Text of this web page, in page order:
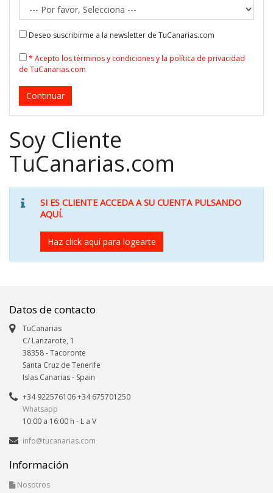
Deseo suscribirme a la newsletter de TuCanarias.com
* Acepto los términos y condiciones y la política de privacidad
de TuCanarias.com
Soy Cliente
TuCanarias.com
SI ES CLIENTE ACCEDA A SU CUENTA PULSANDO
AQUÍ.
Haz click aquí para logearte
Datos de contacto
TuCanarias
C/ Lanzarote, 1
38358-Tacoronte
Santa Cruz de Tenerife
Islas Canarias- Spain
+34 922576106 +34 675701250
Whatsapp
10:00 a 16:00 h - L a V
info@tucanarias.com
Información
Nosotros